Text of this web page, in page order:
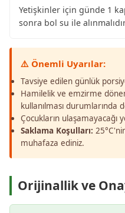
Yetişkinler için günde 1
sonra bol su ile
⚠️ Önemli Uyarılar:
Tavsiye edilen günlük
Hamilelik ve emzirme
kullanılması durumlarında
Çocukların ulaşamayacağı
Saklama Koşulları:
muhafaza ediniz.
Orijinallik ve